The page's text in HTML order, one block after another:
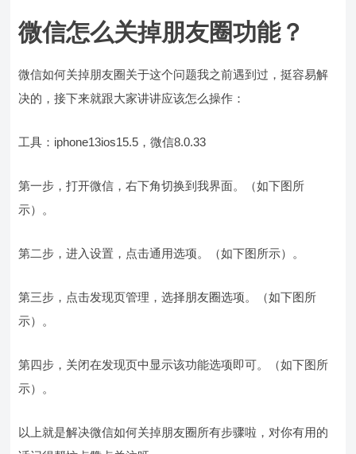
微信怎么关掉朋友圈功能？
微信如何关掉朋友圈关于这个问题我之前遇到过，挺容易解
决的，接下来就跟大家讲讲应该怎么操作：
工具：iphone13ios15.5，微信8.0.33
第一步，打开微信，右下角切换到我界面。（如下图所
示）。
第二步，进入设置，点击通用选项。（如下图所示）。
第三步，点击发现页管理，选择朋友圈选项。（如下图所
示）。
第四步，关闭在发现页中显示该功能选项即可。（如下图所
示）。
以上就是解决微信如何关掉朋友圈所有步骤啦，对你有用的